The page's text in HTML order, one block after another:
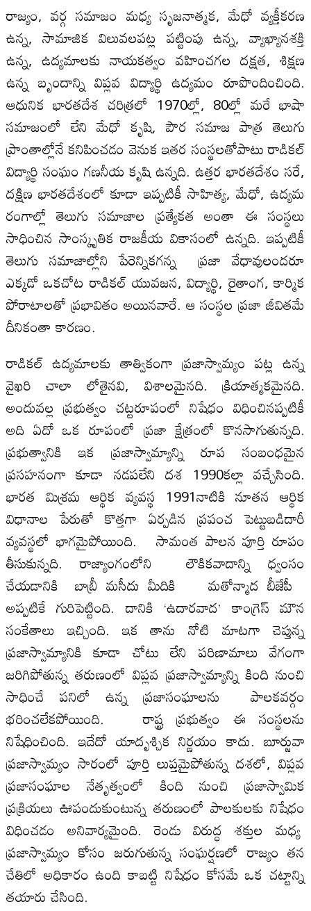
రాజ్యం, వర్గ సమాజం మధ్య సృజనాత్మక, మేధో వ్యక్తీకరణ
ఉన్న, సామాజిక విలువలపట్ల పట్టింపు ఉన్న, వ్యాఖ్యానశక్తి
ఉన్న, ఉద్యమాలకు నాయకత్వం వహించగల దక్షత, శిక్షణ
ఉన్న బృందాన్ని విప్లవ విద్యార్థి ఉద్యమం రూపొందించింది.
ఆధునిక భారతదేశ చరిత్రలో 1970ల్లో, 80ల్లో మరే భాషా
సమాజంలో లేని మేధో కృషి, పౌర సమాజ పాత్ర తెలుగు
ప్రాంతాల్లోనే కనిపించడం వెనుక ఇతర సంస్థలతోపాటు రాడికల్‌
విద్యార్థి సంఘం గణనీయ కృషి ఉన్నది. ఉత్తర భారతదేశం సరే,
దక్షిణ భారతదేశంలో కూడా ఇప్పటికీ సాహిత్య, మేధో, ఉద్యమ
రంగాల్లో తెలుగు సమాజాల ప్రత్యేకత అంతా ఈ సంస్థలు
సాధించిన సాంస్కృతిక రాజకీయ వికాసంలో ఉన్నది. ఇప్పటికీ
తెలుగు సమాజాల్లోని పేరెన్నికగన్న ప్రజా వేధావులందరూ
ఎక్కడో ఒకచోట రాడికల్‌ యువజన, విద్యార్థి, రైతాంగ, కార్మిక
పోరాటాలతో ప్రభావితం అయినవారే. ఆ సంస్థల ప్రజా జీవితమే
దీనికంతా కారణం.
రాడికల్‌ ఉద్యమాలకు తాత్వికంగా ప్రజాస్వామ్యం పట్ల ఉన్న
వైఖరి చాలా లోతైనవి, విశాలమైనది. క్రియాత్మకమైనది.
అందువల్ల ప్రభుత్వం చట్టరూపంలో నిషేధం విధించినప్పటికీ
అది ఏదో ఒక రూపంలో ప్రజా క్షేత్రంలో కొనసాగుతున్నది.
ప్రభుత్వానికి ఇక ప్రజాస్వామ్యాన్ని రూప సంబంధమైన
ప్రసహనంగా కూడా నడపలేని దశ 1990కల్లా వచ్చేసింది.
భారత మిశ్రమ ఆర్థిక వ్యవస్థ 1991నాటికి నూతన ఆర్థిక
విధానాల పేరుతో కొత్తగా ఏర్పడిన ప్రపంచ పెట్టుబడిదారీ
వ్యవస్థలో భాగమైపోయింది. సామంత పాలన పూర్తి రూపం
తీసుకున్నది. రాజ్యాంగంలోని లౌకికవాదాన్ని ధ్వంసం
చేయడానికి బాబ్రీ మసీదు మీదికి మతోన్మాద బీజేపీ
అప్పటికే గురిపెట్టింది. దానికి ‘ఉదారవాద’ కాంగ్రెస్‌ మౌన
సంకేతాలు ఇచ్చింది. ఇక తాను నోటి మాటగా చెప్తున్న
ప్రజాస్వామ్యానికి కూడా చోటు లేని పరిణామాలు వేగంగా
జరిగిపోతున్న తరుణంలో విప్లవ ప్రజాస్వామ్యాన్ని కింది నుంచి
సాధించే పనిలో ఉన్న ప్రజాసంఘాలను పాలకవర్గం
భరించలేకపోయింది. రాష్ట్ర ప్రభుత్వం ఈ సంస్థలను
నిషేధించింది. ఇదేదో యాదృశ్చిక నిర్ణయం కాదు. బూర్జువా
ప్రజాస్వామ్యం సారంలో పూర్తి లుప్తమైపోతున్న దశలో, విప్లవ
ప్రజాసంఘాల నేతృత్వంలో కింది నుంచి ప్రజాస్వామిక
ప్రక్రియలు ఊపందుకుంటున్న తరుణంలో పాలకులకు నిషేధం
విధించడం అనివార్యమైంది. రెండు విరుద్ధ శక్తుల మధ్య
ప్రజాస్వామ్యం కోసం జరుగుతున్న సంఘర్షణలో రాజ్యం తన
చేతిలో అధికారం ఉంది కాబట్టి నిషేధం కోసమే ఒక చట్టాన్ని
తయారు చేసింది.